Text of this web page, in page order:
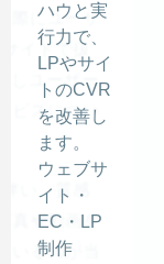
ハウと実
行力で、
LPやサイ
トのCVR
を改善し
ます。
ウェブサ
イト・
EC・LP
制作
際にユーザ
イトで扱
しユーザー
ビスについ
い、質感
真や動画を
いるのが当